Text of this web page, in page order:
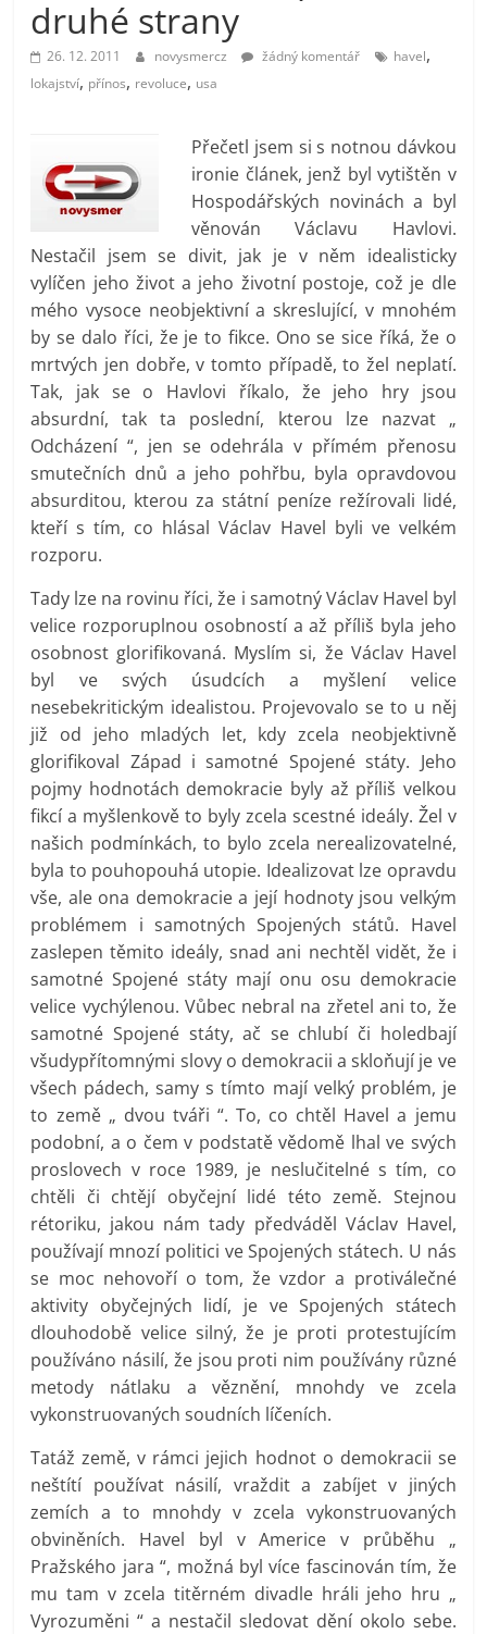
prospívá?
druhé strany
26. 12. 2011 novysmercz žádný komentář havel,
lokajství, přínos, revoluce, usa
Přečetl jsem si s notnou dávkou
ironie článek, jenž byl vytištěn v
Hospodářských novinách a byl
věnován Václavu Havlovi.
Nestačil jsem se divit, jak je v něm idealisticky
vylíčen jeho život a jeho životní postoje, což je dle
mého vysoce neobjektivní a skreslující, v mnohém
by se dalo říci, že je to fikce. Ono se sice říká, že o
mrtvých jen dobře, v tomto případě, to žel neplatí.
Tak, jak se o Havlovi říkalo, že jeho hry jsou
absurdní, tak ta poslední, kterou lze nazvat „
Odcházení “, jen se odehrála v přímém přenosu
smutečních dnů a jeho pohřbu, byla opravdovou
absurditou, kterou za státní peníze režírovali lidé,
kteří s tím, co hlásal Václav Havel byli ve velkém
rozporu.
Tady lze na rovinu říci, že i samotný Václav Havel byl
velice rozporuplnou osobností a až příliš byla jeho
osobnost glorifikovaná. Myslím si, že Václav Havel
byl ve svých úsudcích a myšlení velice
nesebekritickým idealistou. Projevovalo se to u něj
již od jeho mladých let, kdy zcela neobjektivně
glorifikoval Západ i samotné Spojené státy. Jeho
pojmy hodnotách demokracie byly až příliš velkou
fikcí a myšlenkově to byly zcela scestné ideály. Žel v
našich podmínkách, to bylo zcela nerealizovatelné,
byla to pouhopouhá utopie. Idealizovat lze opravdu
vše, ale ona demokracie a její hodnoty jsou velkým
problémem i samotných Spojených států. Havel
zaslepen těmito ideály, snad ani nechtěl vidět, že i
samotné Spojené státy mají onu osu demokracie
velice vychýlenou. Vůbec nebral na zřetel ani to, že
samotné Spojené státy, ač se chlubí či holedbají
všudypřítomnými slovy o demokracii a skloňují je ve
všech pádech, samy s tímto mají velký problém, je
to země „ dvou tváři “. To, co chtěl Havel a jemu
podobní, a o čem v podstatě vědomě lhal ve svých
proslovech v roce 1989, je neslučitelné s tím, co
chtěli či chtějí obyčejní lidé této země. Stejnou
rétoriku, jakou nám tady předváděl Václav Havel,
používají mnozí politici ve Spojených státech. U nás
se moc nehovoří o tom, že vzdor a protiválečné
aktivity obyčejných lidí, je ve Spojených státech
dlouhodobě velice silný, že je proti protestujícím
používáno násilí, že jsou proti nim používány různé
metody nátlaku a věznění, mnohdy ve zcela
vykonstruovaných soudních líčeních.
Tatáž země, v rámci jejich hodnot o demokracii se
neštítí používat násilí, vraždit a zabíjet v jiných
zemích a to mnohdy v zcela vykonstruovaných
obviněních. Havel byl v Americe v průběhu „
Pražského jara “, možná byl více fascinován tím, že
mu tam v zcela titěrném divadle hráli jeho hru „
Vyrozuměni “ a nestačil sledovat dění okolo sebe.